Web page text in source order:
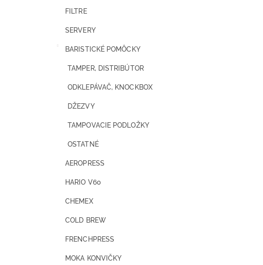
FILTRE
SERVERY
BARISTICKÉ POMÔCKY
TAMPER, DISTRIBÚTOR
ODKLEPÁVAČ, KNOCKBOX
DŽEZVY
TAMPOVACIE PODLOŽKY
OSTATNÉ
AEROPRESS
HARIO V60
CHEMEX
COLD BREW
FRENCHPRESS
MOKA KONVIČKY